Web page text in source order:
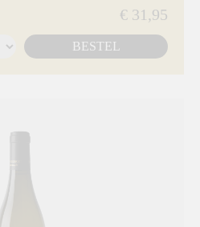
€ 31,95
BESTEL